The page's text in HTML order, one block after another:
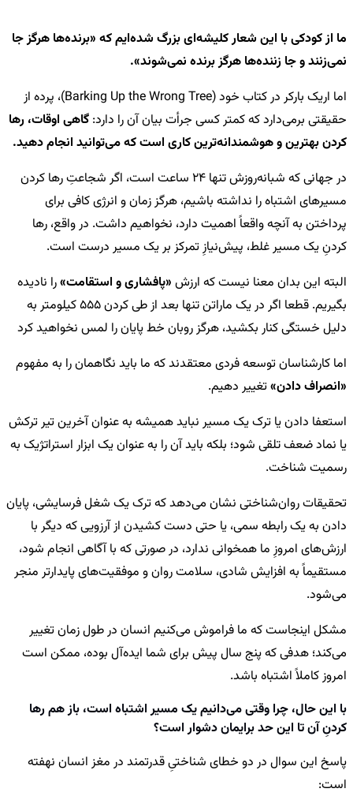
ما از کودکی با این شعار کلیشه‌ای بزرگ شده‌ایم که «برنده‌ها هرگز جا
نمی‌زنند و جا زننده‌ها هرگز برنده نمی‌شوند».
اما اریک بارکر در کتاب خود (Barking Up the Wrong Tree)، پرده از
حقیقتی برمی‌دارد که کمتر کسی جرأت بیان آن را دارد: گاهی اوقات، رها
کردن بهترین و هوشمندانه‌ترین کاری است که می‌توانید انجام دهید.
در جهانی که شبانه‌روزش تنها 24 ساعت است، اگر شجاعتِ رها کردن
مسیرهای اشتباه را نداشته باشیم، هرگز زمان و انرژی کافی برای
پرداختن به آنچه واقعاً اهمیت دارد، نخواهیم داشت. در واقع، رها
کردنِ یک مسیر غلط، پیش‌نیازِ تمرکز بر یک مسیر درست است.
البته این بدان معنا نیست که ارزش «پافشاری و استقامت»را نادیده
بگیریم. قطعا اگر در یک ماراتن تنها بعد از طی کردن 555 کیلومتر به
دلیل خستگی کنار بکشید، هرگز روبان خط پایان را لمس نخواهید کرد
اما کارشناسان توسعه فردی معتقدند که ما باید نگاهمان را به مفهوم
«انصراف دادن»تغییر دهیم.
استعفا دادن یا ترک یک مسیر نباید همیشه به عنوان آخرین تیر ترکش
یا نماد ضعف تلقی شود؛ بلکه باید آن را به عنوان یک ابزار استراتژیک به
رسمیت شناخت.
تحقیقات روان‌شناختی نشان می‌دهد که ترک یک شغل فرسایشی، پایان
دادن به یک رابطه سمی، یا حتی دست کشیدن از آرزویی که دیگر با
ارزش‌های امروزِ ما همخوانی ندارد، در صورتی که با آگاهی انجام شود،
مستقیماً به افزایش شادی، سلامت روان و موفقیت‌های پایدارتر منجر
می‌شود.
مشکل اینجاست که ما فراموش می‌کنیم انسان در طول زمان تغییر
می‌کند؛ هدفی که پنج سال پیش برای شما ایده‌آل بوده، ممکن است
امروز کاملاً اشتباه باشد.
با این حال، چرا وقتی می‌دانیم یک مسیر اشتباه است، باز هم رها
کردنِ آن تا این حد برایمان دشوار است؟
پاسخ این سوال در دو خطای شناختیِ قدرتمند در مغز انسان نهفته
است: